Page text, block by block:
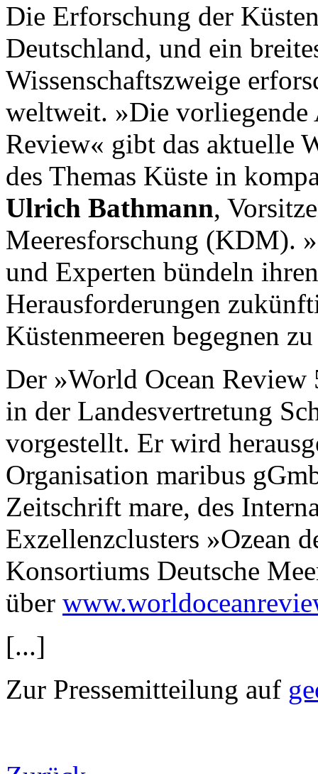
Die Erforschung der
Deutschland, und ein
Wissenschaftszweige
weltweit. »Die vorliegende
Review« gibt das aktuelle
des Themas Küste in
Ulrich Bathmann,
Meeresforschung (KDM).
und Experten bündeln
Herausforderungen
Küstenmeeren begegnen
Der »World Ocean
in der Landesvertretung
vorgestellt. Er wird
Organisation maribus
Zeitschrift mare, des
Exzellenzclusters »Ozean
Konsortiums Deutsche
über
[...]
Zur Pressemitteilung auf